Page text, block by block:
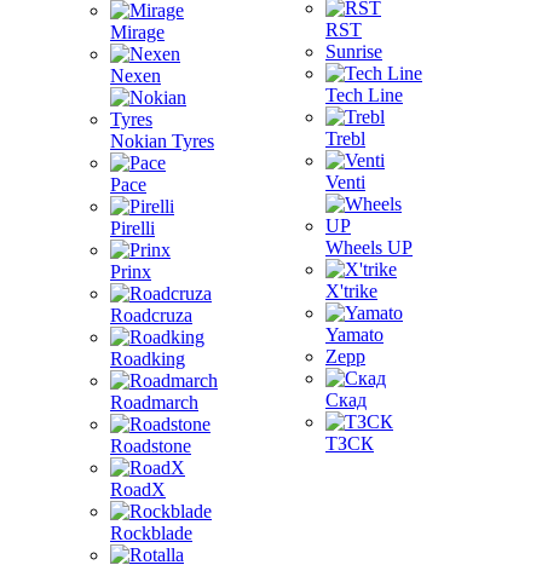
Mirage
Nexen
Nokian Tyres
Pace
Pirelli
Prinx
Roadcruza
Roadking
Roadmarch
Roadstone
RoadX
Rockblade
RST
Sunrise
Tech Line
Trebl
Venti
Wheels UP
X'trike
Yamato
Zepp
Скад
ТЗСК